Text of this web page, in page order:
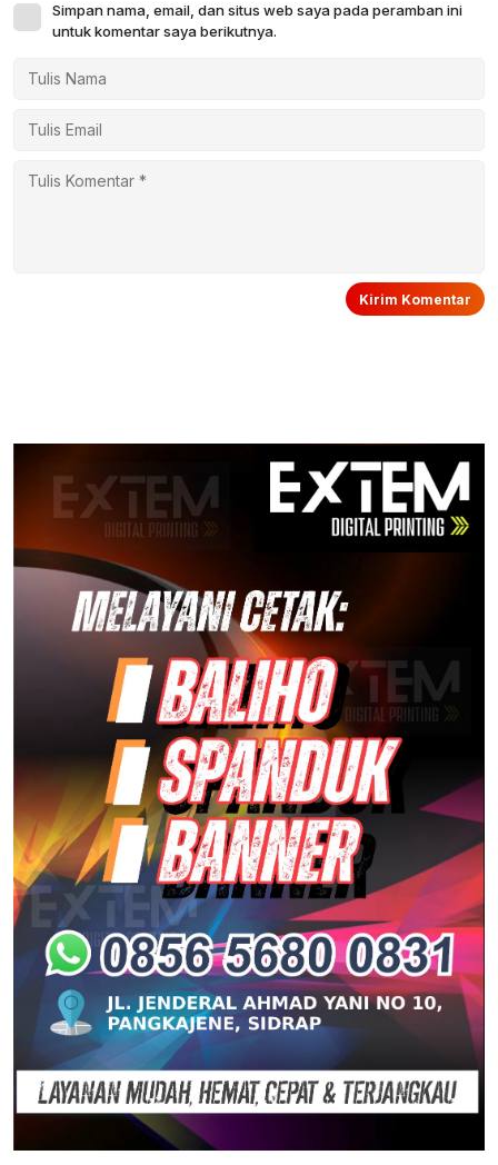
Simpan nama, email, dan situs web saya pada peramban ini
untuk komentar saya berikutnya.